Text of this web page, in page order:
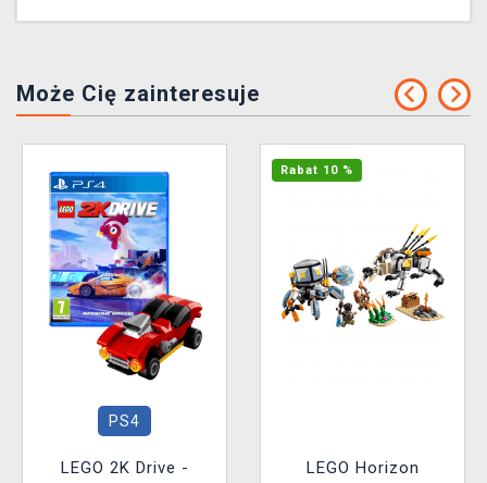
Może Cię zainteresuje
PS4
LEGO 2K Drive -
Rabat 10 %
LEGO Horizon